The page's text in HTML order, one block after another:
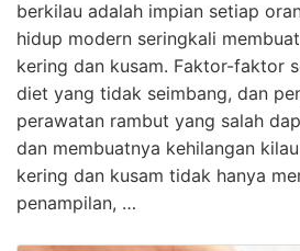
berkilau adalah impian setiap
hidup modern seringkali
kering dan kusam. Faktor-faktor
diet yang tidak seimbang, dan
perawatan rambut yang salah
dan membuatnya kehilangan
kering dan kusam tidak hanya
penampilan, …